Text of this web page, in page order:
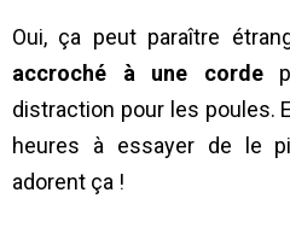
Oui, ça peut paraître
accroché à une corde
distraction pour les poules.
heures à essayer de le
adorent ça !